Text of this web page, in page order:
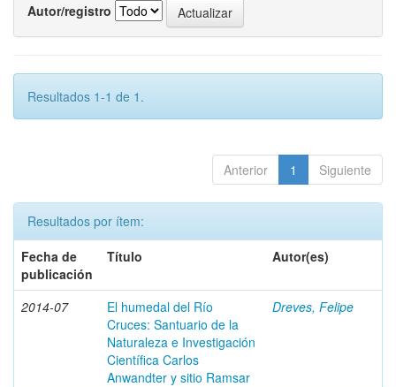
Autor/registro
Resultados 1-1 de 1.
Anterior 1 Siguiente
Resultados por ítem:
Fecha de
publicación
Título Autor(es)
2014-07
El humedal del Río
Cruces: Santuario de la
Naturaleza e Investigación
Científica Carlos
Anwandter y sitio Ramsar
Dreves, Felipe